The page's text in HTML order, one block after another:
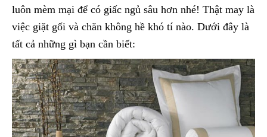
luôn mèm mại để có giấc ngủ sâu hơn nhé! Thật may là
việc giặt gối và chăn không hề khó tí nào. Dưới đây là
tất cả những gì bạn cần biết: